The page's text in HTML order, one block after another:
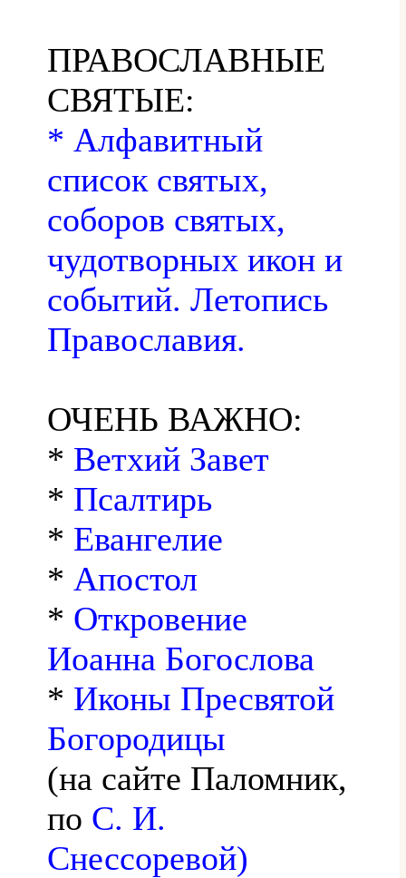
ПРАВОСЛАВНЫЕ
СВЯТЫЕ:
* Алфавитный
список святых,
соборов святых,
чудотворных икон и
событий. Летопись
Православия.
ОЧЕНЬ ВАЖНО:
* Ветхий Завет
* Псалтирь
* Евангелие
* Апостол
* Откровение
Иоанна Богослова
* Иконы Пресвятой
Богородицы
(на сайте Паломник,
по С. И.
Снессоревой)